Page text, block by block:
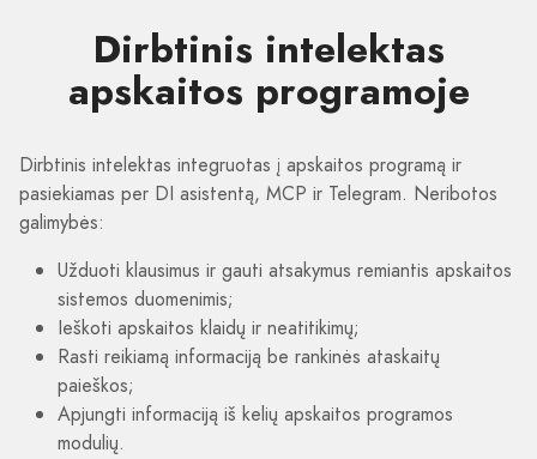
Dirbtinis intelektas
apskaitos programoje
Dirbtinis intelektas integruotas į apskaitos programą ir
pasiekiamas per DI asistentą, MCP ir Telegram. Neribotos
galimybės:
Užduoti klausimus ir gauti atsakymus remiantis apskaitos
sistemos duomenimis;
Ieškoti apskaitos klaidų ir neatitikimų;
Rasti reikiamą informaciją be rankinės ataskaitų
paieškos;
Apjungti informaciją iš kelių apskaitos programos
modulių.